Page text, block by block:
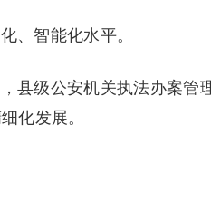
、智能化水平。
县级公安机关执法办案管
化发展。